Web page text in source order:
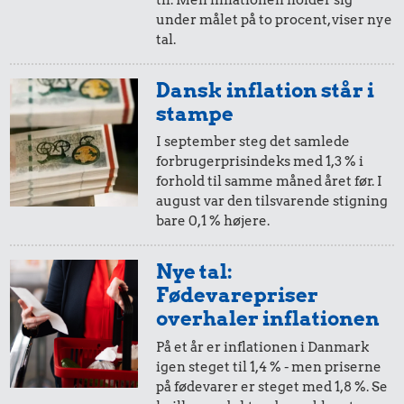
1,46 kr.
10 karklude
2,46 kr.
Bakke jordbær
3,85 kr.
22 kr.
Strygejern
2,08 kr.
200 g
chokolade
0,46 kr.
Æble
i 1964 i 2025
0,65,-
under målet på to procent, viser nye
tal.
Dansk inflation står i
stampe
I september steg det samlede
forbrugerprisindeks med 1,3 % i
forhold til samme måned året før. I
august var den tilsvarende stigning
bare 0,1 % højere.
Nye tal:
Fødevarepriser
overhaler inflationen
På et år er inflationen i Danmark
igen steget til 1,4 % - men priserne
på fødevarer er steget med 1,8 %. Se